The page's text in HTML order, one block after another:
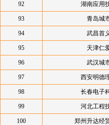
92 湖南应用
93 青岛城
94 武昌首
95 天津仁
96 武汉城
97 西安明德
98 长春电子
99 河北工程
100 郑州升达经